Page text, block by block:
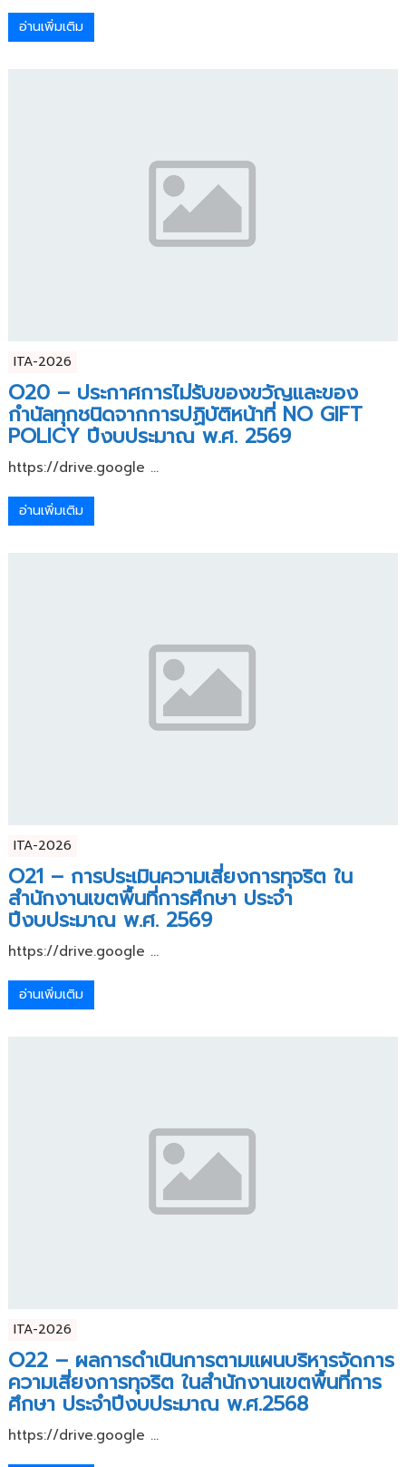
อ่านเพิ่มเติม
ITA-2026
O20 – ประกาศการไม่รับของขวัญและของ
กำนัลทุกชนิดจากการปฏิบัติหน้าที่ NO GIFT
POLICY ปีงบประมาณ พ.ศ. 2569
https://drive.google ...
อ่านเพิ่มเติม
ITA-2026
O21 – การประเมินความเสี่ยงการทุจริต ใน
สำนักงานเขตพื้นที่การศึกษา ประจำ
ปีงบประมาณ พ.ศ. 2569
https://drive.google ...
อ่านเพิ่มเติม
ITA-2026
O22 – ผลการดำเนินการตามแผนบริหารจัดการ
ความเสี่ยงการทุจริต ในสำนักงานเขตพื้นที่การ
ศึกษา ประจำปีงบประมาณ พ.ศ.2568
https://drive.google ...